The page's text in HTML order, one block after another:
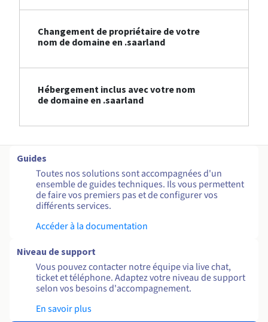
Changement de propriétaire de votre
nom de domaine en .saarland
Hébergement inclus avec votre nom
de domaine en .saarland
Guides
Toutes nos solutions sont accompagnées d'un
ensemble de guides techniques. Ils vous permettent
de faire vos premiers pas et de configurer vos
différents services.
Accéder à la documentation
Niveau de support
Vous pouvez contacter notre équipe via live chat,
ticket et téléphone. Adaptez votre niveau de support
selon vos besoins d'accompagnement.
En savoir plus